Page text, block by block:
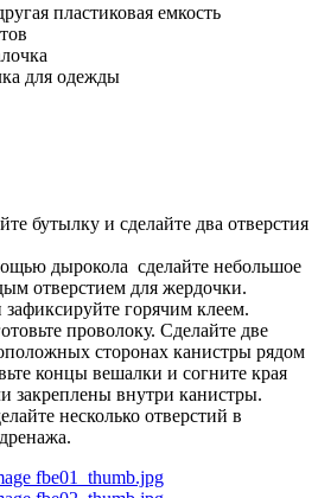
пластиковая емкость
для одежды
бутылку и сделайте два отверстия
дырокола сделайте небольшое
отверстием для жердочки.
зафиксируйте горячим клеем.
проволоку. Сделайте две
сторонах канистры рядом
концы вешалки и согните края
закреплены внутри канистры.
несколько отверстий в